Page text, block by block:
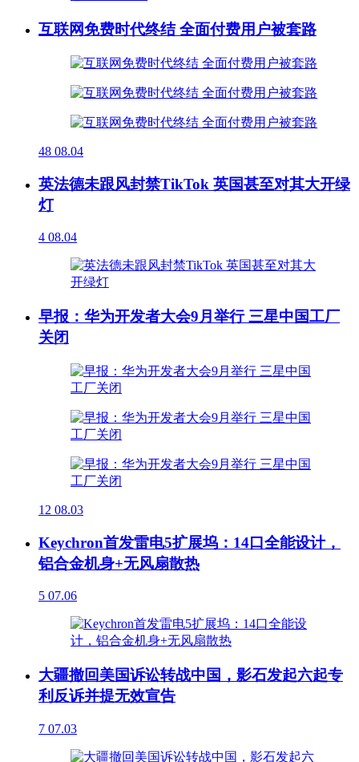
互联网免费时代终结 全面付费用户被套路
48 08.04
英法德未跟风封禁TikTok 英国甚至对其大开绿
灯
4 08.04
早报：华为开发者大会9月举行 三星中国工厂
关闭
12 08.03
Keychron首发雷电5扩展坞：14口全能设计，
铝合金机身+无风扇散热
5 07.06
大疆撤回美国诉讼转战中国，影石发起六起专
利反诉并提无效宣告
7 07.03